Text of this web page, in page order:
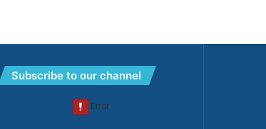
Subscribe to our channel